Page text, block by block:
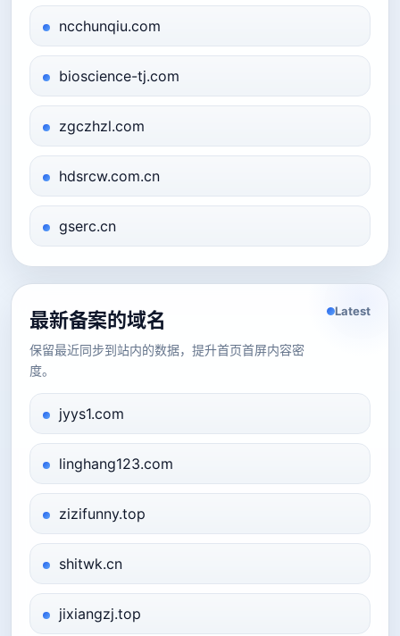
ncchunqiu.com
bioscience-tj.com
zgczhzl.com
hdsrcw.com.cn
gserc.cn
最新备案的域名
保留最近同步到站内的数据，提升首页首屏内容密
度。
Latest
jyys1.com
linghang123.com
zizifunny.top
shitwk.cn
jixiangzj.top